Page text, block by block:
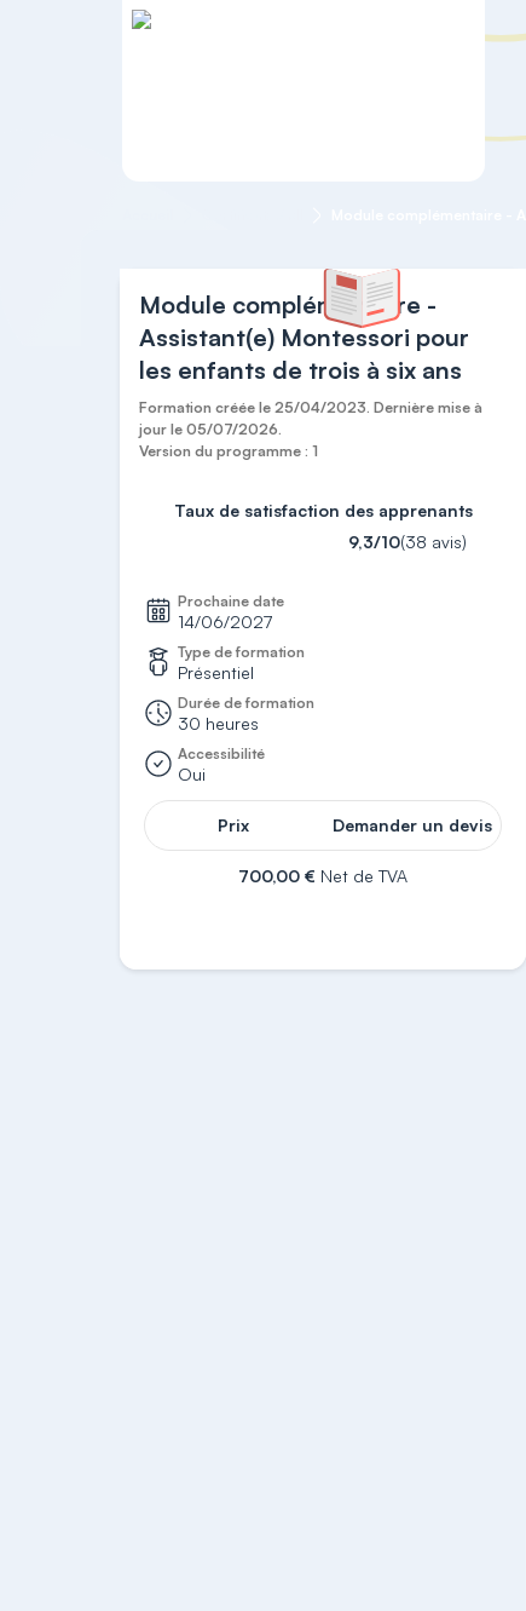
Module complémentaire -
Assistant(e) Montessori pour
les enfants de trois à six ans
Formation créée le 25/04/2023. Dernière mise à
jour le 05/07/2026.
Version du programme : 1
Taux de satisfaction des apprenants
9,3/10(38 avis)
Prochaine date
14/06/2027
Type de formation
Présentiel
Durée de formation
30 heures
Accessibilité
Oui
Prix Demander un devis
700,00 € Net de TVA